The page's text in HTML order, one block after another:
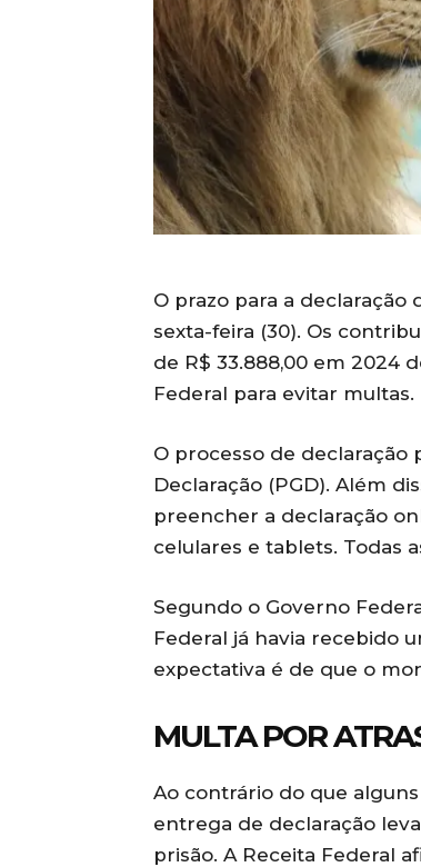
O prazo para a declaração
sexta-feira (30). Os
de R$ 33.888,00 em 2024
Federal para evitar multas.
O processo de declaração
Declaração (PGD). Além
preencher a declaração
celulares e tablets. Todas
Segundo o Governo
Federal já havia recebido
expectativa é de que o
MULTA POR
Ao contrário do que
entrega de declaração
prisão. A Receita Federal